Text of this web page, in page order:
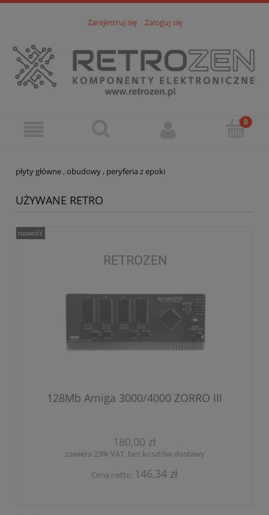
Zarejestruj się Zaloguj się
płyty główne , obudowy , peryferia z epoki
UŻYWANE RETRO
128Mb Amiga 3000/4000 ZORRO III
180,00 zł
zawiera 23% VAT, bez kosztów dostawy
Cena netto: 146,34 zł
nowość